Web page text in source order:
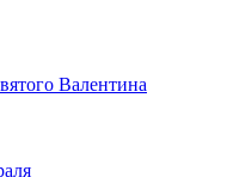
Валентина